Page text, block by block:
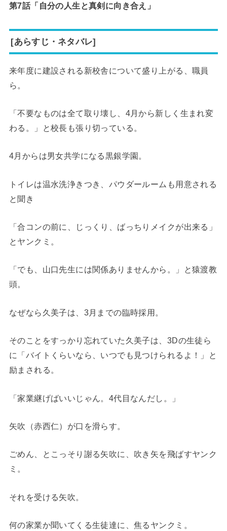
第7話「自分の人生と真剣に向き合え」
[あらすじ・ネタバレ]
来年度に建設される新校舎について盛り上がる、職員
ら。
「不要なものは全て取り壊し、4月から新しく生まれ変
わる。」と校長も張り切っている。
4月からは男女共学になる黒銀学園。
トイレは温水洗浄きつき、パウダールームも用意される
と聞き
「合コンの前に、じっくり、ばっちりメイクが出来る」
とヤンクミ。
「でも、山口先生には関係ありませんから。」と猿渡教
頭。
なぜなら久美子は、3月までの臨時採用。
そのことをすっかり忘れていた久美子は、3Dの生徒ら
に「バイトくらいなら、いつでも見つけられるよ！」と
励まされる。
「家業継げばいいじゃん。4代目なんだし。」
矢吹（赤西仁）が口を滑らす。
ごめん、とこっそり謝る矢吹に、吹き矢を飛ばすヤンク
ミ。
それを受ける矢吹。
何の家業か聞いてくる生徒達に、焦るヤンクミ。